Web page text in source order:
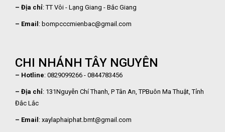
– Địa chỉ: TT Vôi - Lạng Giang - Bắc Giang
– Email: bompcccmienbac@gmail.com
CHI NHÁNH TÂY NGUYÊN
– Hotline: 0829099266 - 0844783456
– Địa chỉ: 131Nguyễn Chí Thanh, P Tân An, TPBuôn Ma Thuật, Tỉnh
Đắc Lắc
– Email: xaylaphaiphat.bmt@gmail.com